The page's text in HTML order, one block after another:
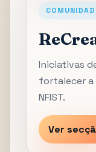
Iniciativas
fortalecer a
NFIST.
Ver